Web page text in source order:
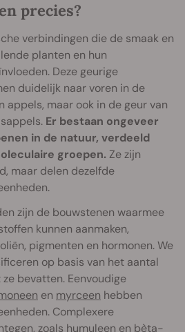
precies?
verbindingen die de smaak en
planten en hun
Deze geurige
duidelijk naar voren in de
appels, maar ook in de geur van
Er bestaan ongeveer
in de natuur, verdeeld
groepen. Ze zijn
maar delen dezelfde
zijn de bouwstenen waarmee
kunnen aanmaken,
pigmenten en hormonen. We
op basis van het aantal
bevatten. Eenvoudige
en myrceen hebben
Complexere
zoals humuleen en bèta-